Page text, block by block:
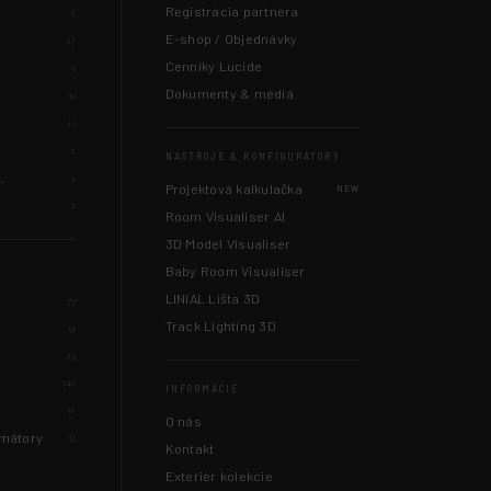
10
54
140
16
Registrácia partnera
E-shop / Objednávky
Cenníky Lucide
Dokumenty & médiá
NÁSTROJE & KONFIGURÁTORY
Projektová kalkulačka NEW
Room Visualiser AI
3D Model Visualiser
Baby Room Visualiser
LINIAL Lišta 3D
Track Lighting 3D
INFORMÁCIE
O nás
Kontakt
Exteriér kolekcie